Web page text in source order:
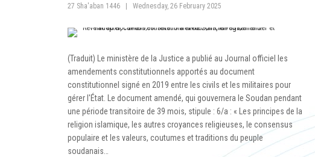
27 Sha'aban 1446 Wednesday, 26 February 2025
(Traduit) Le ministère de la Justice a publié au Journal officiel les
amendements constitutionnels apportés au document
constitutionnel signé en 2019 entre les civils et les militaires pour
gérer l'État. Le document amendé, qui gouvernera le Soudan pendant
une période transitoire de 39 mois, stipule : 6/a : « Les principes de la
religion islamique, les autres croyances religieuses, le consensus
populaire et les valeurs, coutumes et traditions du peuple
soudanais…